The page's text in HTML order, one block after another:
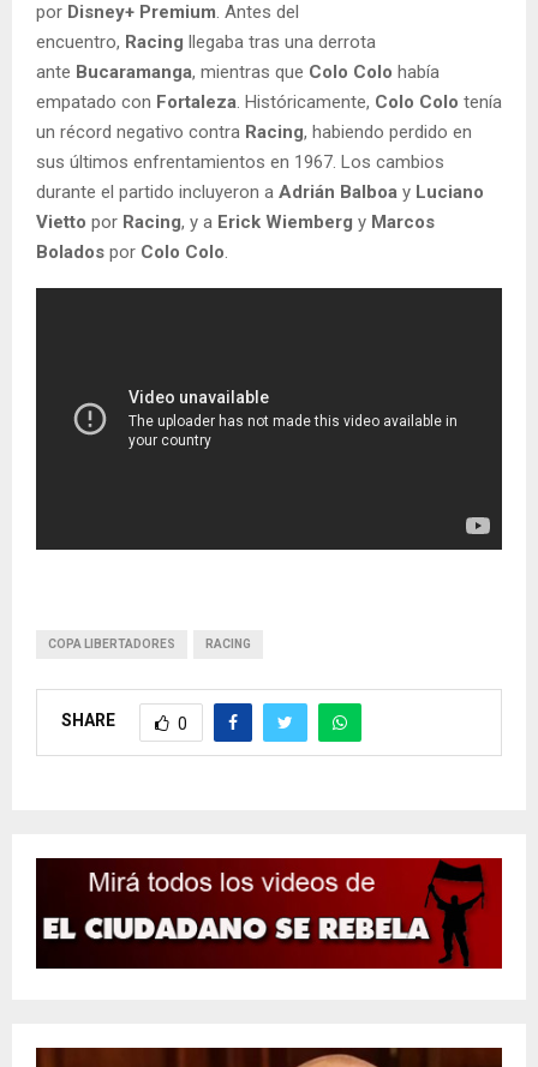
por Disney+ Premium. Antes del
encuentro, Racing llegaba tras una derrota
ante Bucaramanga, mientras que Colo Colo había
empatado con Fortaleza. Históricamente, Colo Colo tenía
un récord negativo contra Racing, habiendo perdido en
sus últimos enfrentamientos en 1967. Los cambios
durante el partido incluyeron a Adrián Balboa y Luciano
Vietto por Racing, y a Erick Wiemberg y Marcos
Bolados por Colo Colo.
COPA LIBERTADORES RACING
SHARE 0